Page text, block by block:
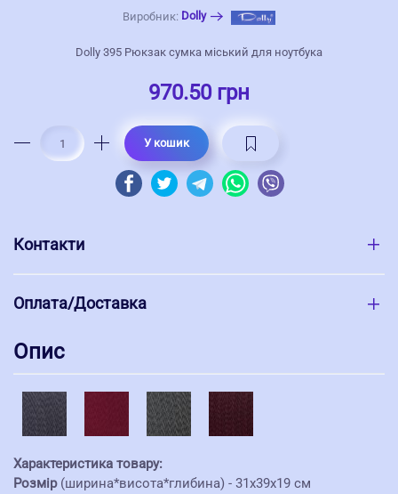
Виробник: Dolly
Dolly 395 Рюкзак сумка міський для ноутбука
970.50 грн
У кошик
Контакти
Оплата/Доставка
Опис
Характеристика товару:
Розмір(ширина*висота*глибина) - 31х39х19 см